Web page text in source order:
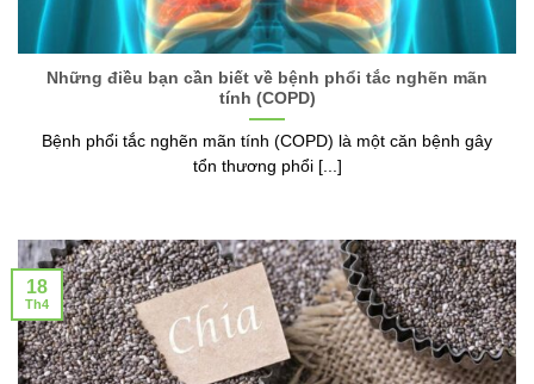
Những điều bạn cần biết về bệnh phổi tắc nghẽn mãn
tính (COPD)
Bệnh phổi tắc nghẽn mãn tính (COPD) là một căn bệnh gây
tổn thương phổi [...]
18
Th4